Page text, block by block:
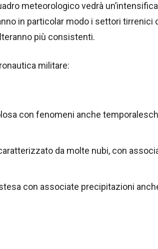
meteorologico vedrà
in particolar modo i settori tirrenici
più consistenti.
militare:
con fenomeni anche
da molte nubi, con
con associate precipitazioni